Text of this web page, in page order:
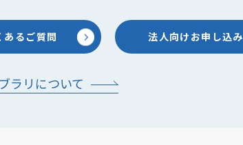
あるご質問 法人向けお申し込み
ラリについて